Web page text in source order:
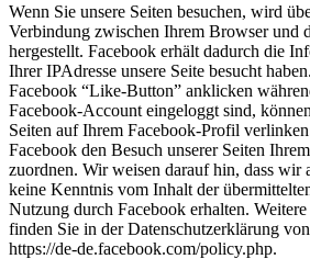
Wenn Sie unsere Seiten besuchen, wird
Verbindung zwischen Ihrem Browser und
hergestellt. Facebook erhält dadurch die
Ihrer IPAdresse unsere Seite besucht
Facebook “Like-Button” anklicken
Facebook-Account eingeloggt sind,
Seiten auf Ihrem Facebook-Profil
Facebook den Besuch unserer Seiten
zuordnen. Wir weisen darauf hin, dass wir
keine Kenntnis vom Inhalt der
Nutzung durch Facebook erhalten.
finden Sie in der Datenschutzerklärung
https://de-de.facebook.com/policy.php.